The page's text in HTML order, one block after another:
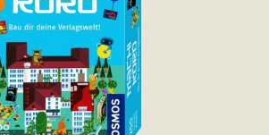
READ MORE